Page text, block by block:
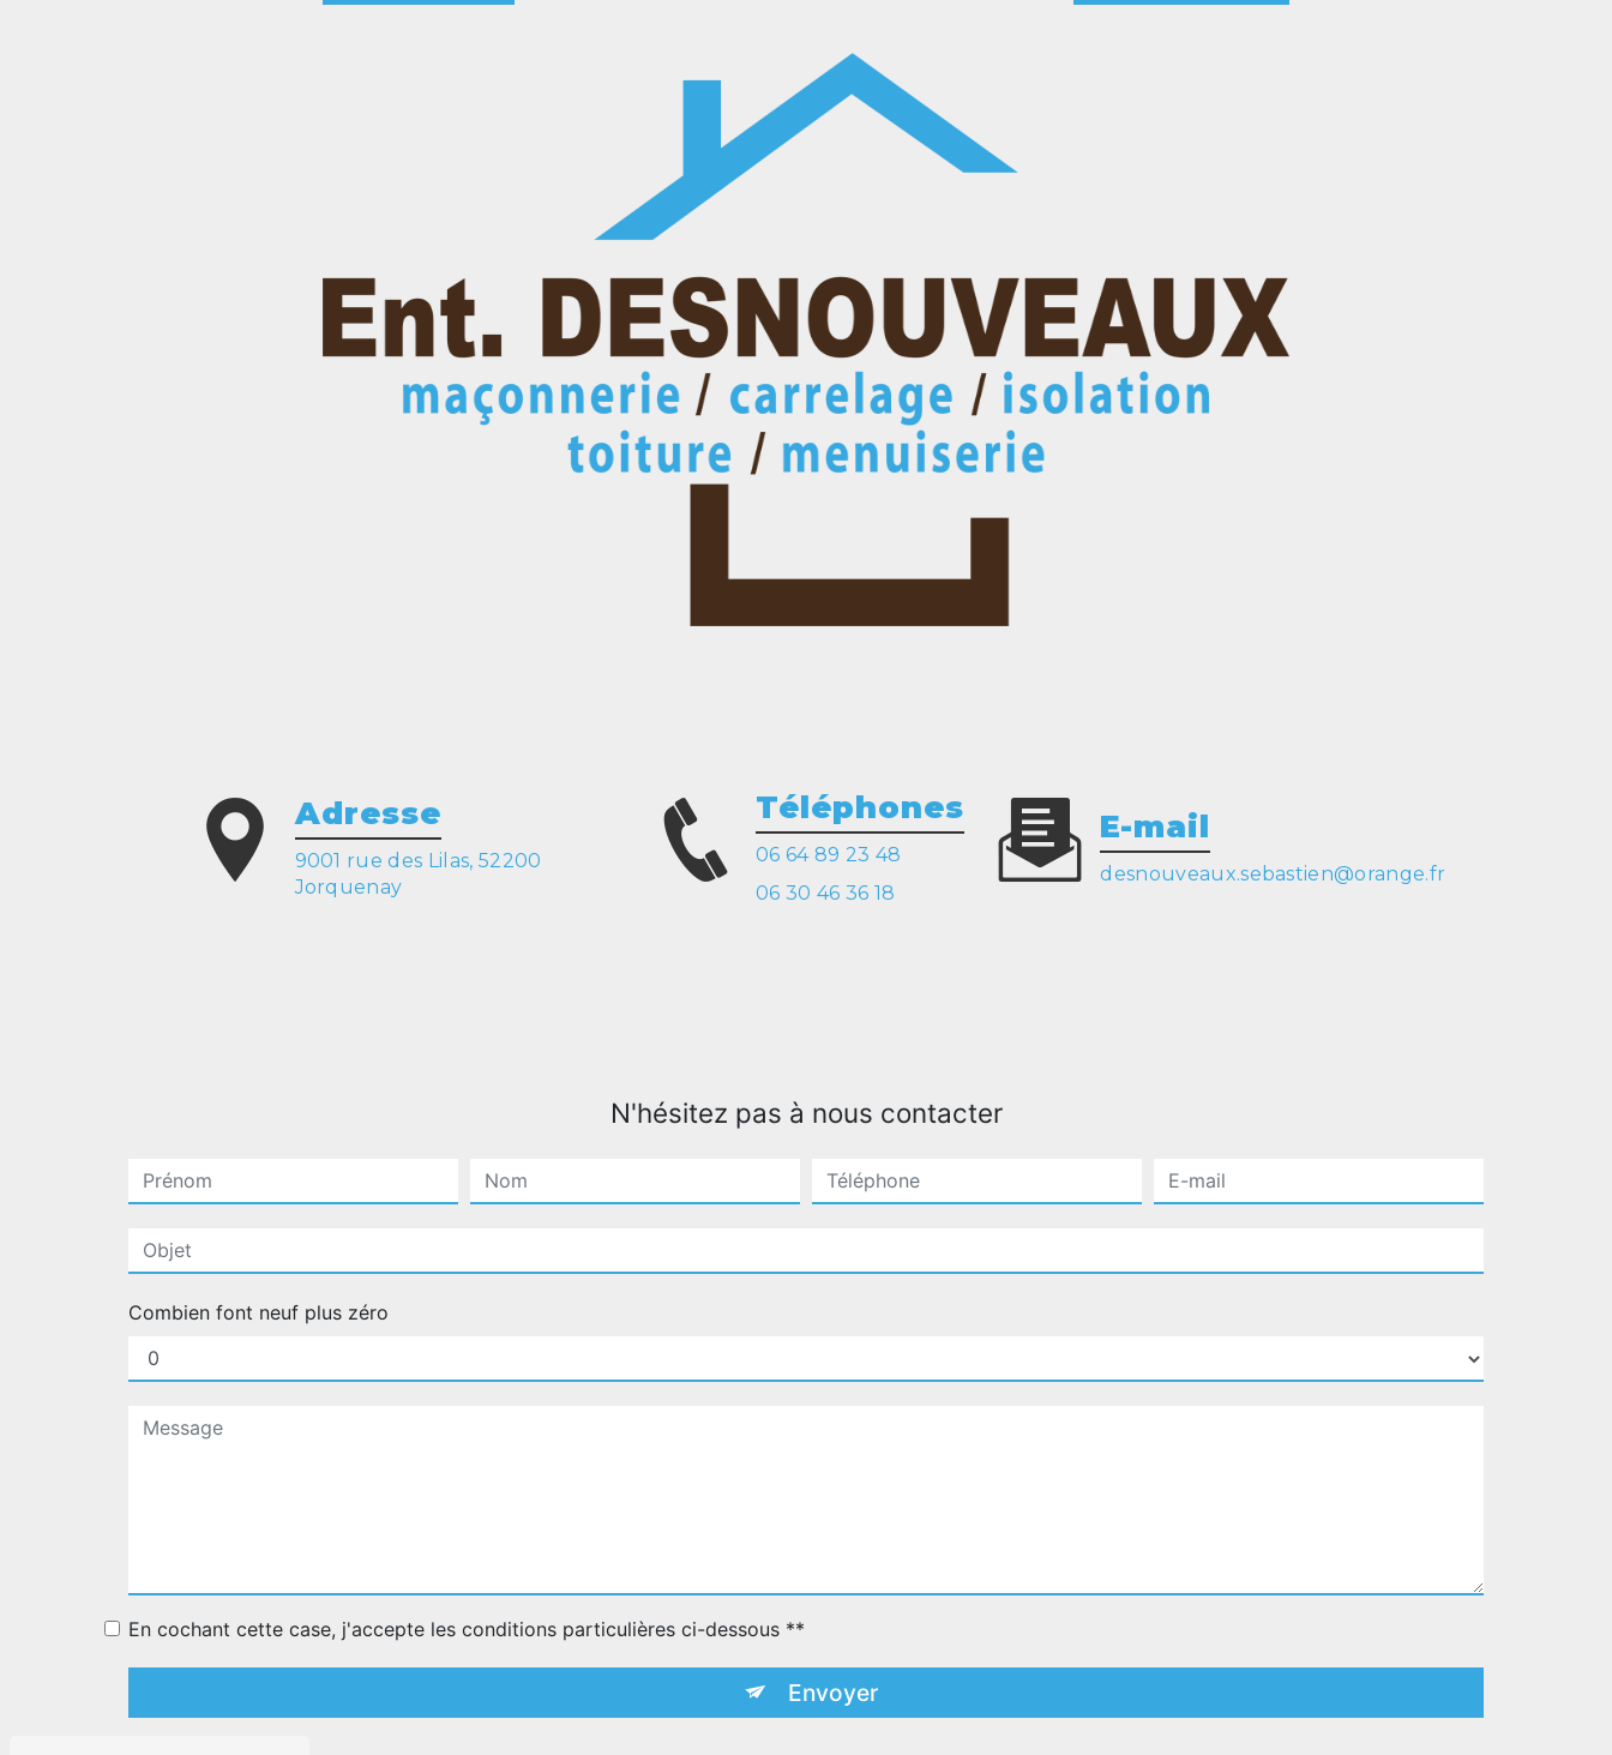
Adresse
9001 rue des Lilas, 52200
Jorquenay
Téléphones
06 64 89 23 48
06 30 46 36 18
E-mail
desnouveaux.sebastien@orange.fr
N'hésitez pas à nous contacter
Combien font neuf plus zéro
En cochant cette case, j'accepte les conditions particulières ci-dessous **
Envoyer